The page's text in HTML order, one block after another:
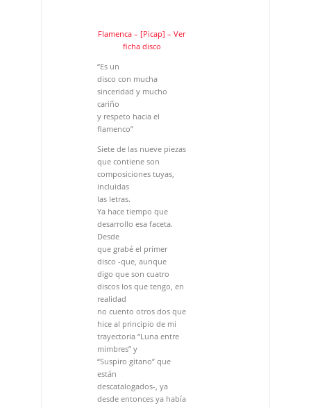
desarrollo esa faceta.
que grabé el primer
disco -que, aunque
digo que son cuatro
discos los que tengo, en
realidad
no cuento otros dos que
trayectoria “Luna entre
mimbres” y
“Suspiro gitano” que
están
descatalogados-, ya
desde entonces ya había
temas míos tanto en los
cantes como en
las canciones
aflamencadas que hacía.
Y cuando compones
¿partes
de una música para
escribirle una letra
o partes de una letra a la
que luego le buscas
un encaje musical?
Las dos cosas juntas.
Cuando aparece la
inspiración